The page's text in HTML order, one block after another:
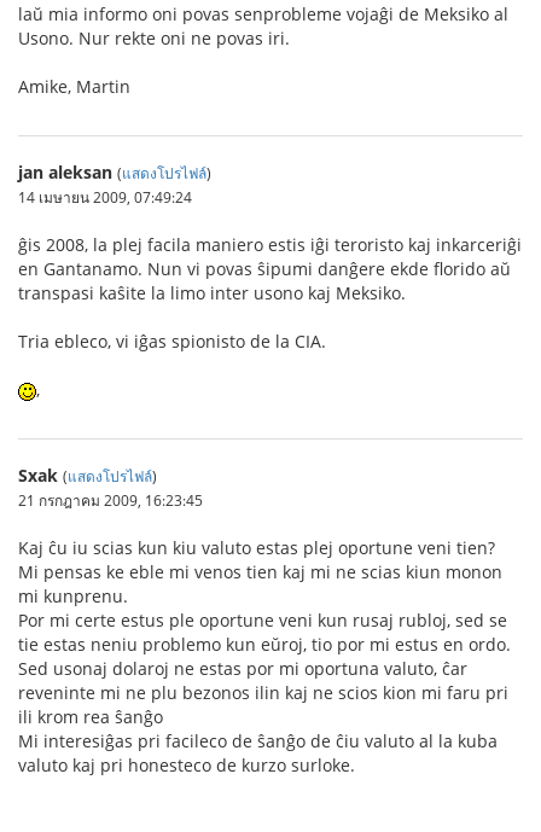
laŭ mia informo oni povas senprobleme vojaĝi de Meksiko al
Usono. Nur rekte oni ne povas iri.
Amike, Martin
jan aleksan (แสดงโปรไฟล์)
14 เมษายน 2009, 07:49:24
ĝis 2008, la plej facila maniero estis iĝi teroristo kaj inkarceriĝi
en Gantanamo. Nun vi povas ŝipumi danĝere ekde florido aŭ
transpasi kaŝite la limo inter usono kaj Meksiko.
Tria ebleco, vi iĝas spionisto de la CIA.
,
Sxak (แสดงโปรไฟล์)
21 กรกฎาคม 2009, 16:23:45
Kaj ĉu iu scias kun kiu valuto estas plej oportune veni tien?
Mi pensas ke eble mi venos tien kaj mi ne scias kiun monon
mi kunprenu.
Por mi certe estus ple oportune veni kun rusaj rubloj, sed se
tie estas neniu problemo kun eŭroj, tio por mi estus en ordo.
Sed usonaj dolaroj ne estas por mi oportuna valuto, ĉar
reveninte mi ne plu bezonos ilin kaj ne scios kion mi faru pri
ili krom rea ŝanĝo
Mi interesiĝas pri facileco de ŝanĝo de ĉiu valuto al la kuba
valuto kaj pri honesteco de kurzo surloke.